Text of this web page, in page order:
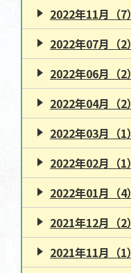
2022年11月（7）
2022年07月（2）
2022年06月（2）
2022年04月（2）
2022年03月（1）
2022年02月（1）
2022年01月（4）
2021年12月（2）
2021年11月（1）